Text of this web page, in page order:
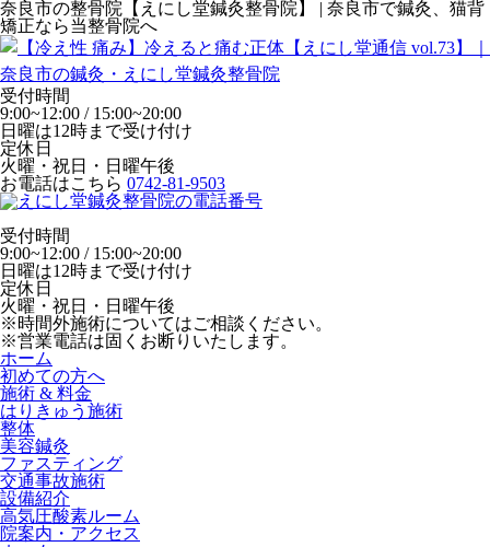
奈良市の整骨院【えにし堂鍼灸整骨院】 | 奈良市で鍼灸、猫背
矯正なら当整骨院へ
受付時間
9:00~12:00 / 15:00~20:00
日曜は12時まで受け付け
定休日
火曜・祝日・日曜午後
お電話はこちら 0742-81-9503
受付時間
9:00~12:00 / 15:00~20:00
日曜は12時まで受け付け
定休日
火曜・祝日・日曜午後
※時間外施術についてはご相談ください。
※営業電話は固くお断りいたします。
ホーム
初めての方へ
施術 & 料金
はりきゅう施術
整体
美容鍼灸
ファスティング
交通事故施術
設備紹介
高気圧酸素ルーム
院案内・アクセス